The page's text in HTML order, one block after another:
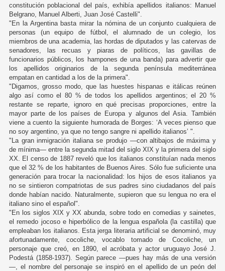
constitución poblacional del país, exhibía apellidos italianos: Manuel
Belgrano, Manuel Alberti, Juan José Castelli".
"En la Argentina basta mirar la nómina de un conjunto cualquiera de
personas (un equipo de fútbol, el alumnado de un colegio, los
miembros de una academia, las hordas de diputados y las catervas de
senadores, las recuas y piaras de políticos, las gavillas de
funcionarios públicos, los hampones de una banda) para advertir que
los apellidos originarios de la segunda península mediterránea
empatan en cantidad a los de la primera".
"Digamos, grosso modo, que las huestes hispanas e itálicas reúnen
algo así como el 80 % de todos los apellidos argentinos; el 20 %
restante se reparte, ignoro en qué precisas proporciones, entre la
mayor parte de los países de Europa y algunos del Asia. También
viene a cuento la siguiente humorada de Borges: ‘A veces pienso que
no soy argentino, ya que no tengo sangre ni apellido italianos’ ".
"La gran inmigración italiana se produjo —con altibajos de máxima y
de mínima— entre la segunda mitad del siglo XIX y la primera del siglo
XX. El censo de 1887 reveló que los italianos constituían nada menos
que el 32 % de los habitantes de Buenos Aires. Sólo fue suficiente una
generación para trocar la nacionalidad: los hijos de esos italianos ya
no se sintieron compatriotas de sus padres sino ciudadanos del país
donde habían nacido. Naturalmente, supieron que su lengua no era el
italiano sino el español".
"En los siglos XIX y XX abunda, sobre todo en comedias y sainetes,
el remedo jocoso e hiperbólico de la lengua española (la castilla) que
empleaban los italianos. Esta jerga literaria artificial se denominó, muy
afortunadamente, cocoliche, vocablo tomado de Cocoliche, un
personaje que creó, en 1890, el acróbata y actor uruguayo José J.
Podestá (1858-1937). Según parece —pues hay más de una versión
—, el nombre del personaje se inspiró en el apellido de un peón del